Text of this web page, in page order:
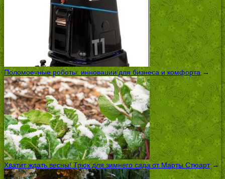
Поломоечные роботы: инновации для бизнеса и комфорта→
Хватит ждать весны! Трюк для зимнего сада от Марты Стюарт→